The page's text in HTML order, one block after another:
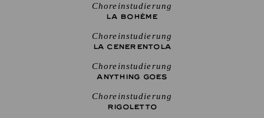
Choreinstudierung
LA BOHÈME
Choreinstudierung
LA CENE­RENTOLA
Choreinstudierung
ANYTHING GOES
Choreinstudierung
RIGO­LETTO